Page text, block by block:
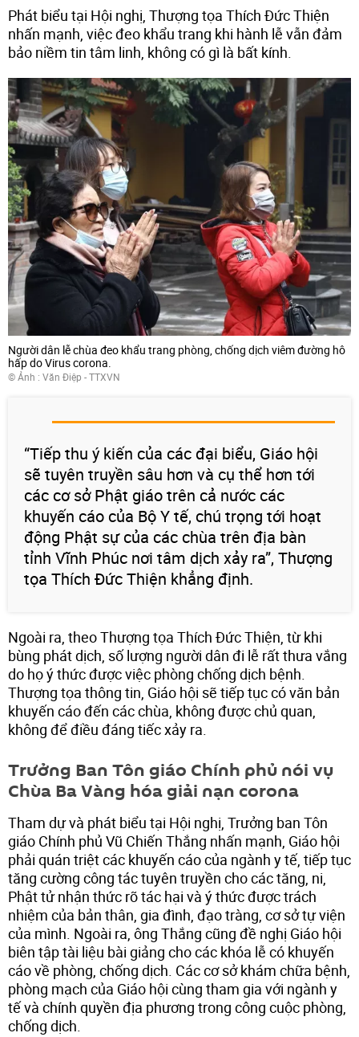
Phát biểu tại Hội nghị, Thượng tọa Thích Đức Thiện
nhấn mạnh, việc đeo khẩu trang khi hành lễ vẫn đảm
bảo niềm tin tâm linh, không có gì là bất kính.
Người dân lễ chùa đeo khẩu trang phòng, chống dịch viêm đường hô
hấp do Virus corona.
© Ảnh : Văn Điệp - TTXVN
“Tiếp thu ý kiến của các đại biểu, Giáo hội
sẽ tuyên truyền sâu hơn và cụ thể hơn tới
các cơ sở Phật giáo trên cả nước các
khuyến cáo của Bộ Y tế, chú trọng tới hoạt
động Phật sự của các chùa trên địa bàn
tỉnh Vĩnh Phúc nơi tâm dịch xảy ra”, Thượng
tọa Thích Đức Thiện khẳng định.
Ngoài ra, theo Thượng tọa Thích Đức Thiện, từ khi
bùng phát dịch, số lượng người dân đi lễ rất thưa vắng
do họ ý thức được việc phòng chống dịch bệnh.
Thượng tọa thông tin, Giáo hội sẽ tiếp tục có văn bản
khuyến cáo đến các chùa, không được chủ quan,
không để điều đáng tiếc xảy ra.
Trưởng Ban Tôn giáo Chính phủ nói vụ
Chùa Ba Vàng hóa giải nạn corona
Tham dự và phát biểu tại Hội nghị, Trưởng ban Tôn
giáo Chính phủ Vũ Chiến Thắng nhấn mạnh, Giáo hội
phải quán triệt các khuyến cáo của ngành y tế, tiếp tục
tăng cường công tác tuyên truyền cho các tăng, ni,
Phật tử nhận thức rõ tác hại và ý thức được trách
nhiệm của bản thân, gia đình, đạo tràng, cơ sở tự viện
của mình. Ngoài ra, ông Thắng cũng đề nghị Giáo hội
biên tập tài liệu bài giảng cho các khóa lễ có khuyến
cáo về phòng, chống dịch. Các cơ sở khám chữa bệnh,
phòng mạch của Giáo hội cùng tham gia với ngành y
tế và chính quyền địa phương trong công cuộc phòng,
chống dịch.